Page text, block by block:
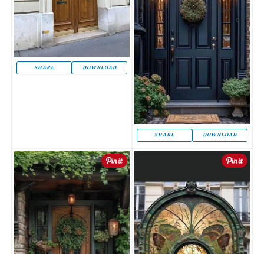
SHARE DOWNLOAD
SHARE DOWNLOAD